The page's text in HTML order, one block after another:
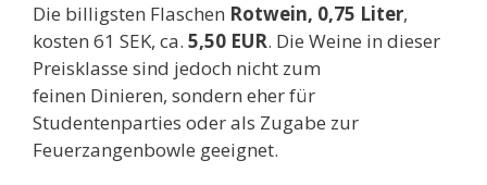
Die billigsten Flaschen Rotwein, 0,75 Liter,
kosten 61 SEK, ca. 5,50 EUR. Die Weine in dieser
Preisklasse sind jedoch nicht zum
feinen Dinieren, sondern eher für
Studentenparties oder als Zugabe zur
Feuerzangenbowle geeignet.